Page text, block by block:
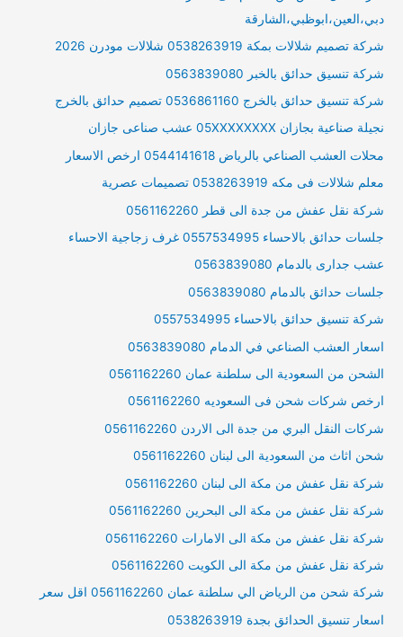
دبي،العين،ابوظبي،الشارقة
شركة تصميم شلالات بمكة 0538263919 شلالات مودرن 2026
شركة تنسيق حدائق بالخبر 0563839080
شركة تنسيق حدائق بالخرج 0536861160 تصميم حدائق بالخرج
نجيلة صناعية بجازان 05XXXXXXXX عشب صناعى جازان
محلات العشب الصناعي بالرياض 0544141618 ارخص الاسعار
معلم شلالات فى مكه 0538263919 تصميمات عصرية
شركة نقل عفش من جدة الى قطر 0561162260
جلسات حدائق بالاحساء 0557534995 غرف زجاجية الاحساء
عشب جدارى بالدمام 0563839080
جلسات حدائق بالدمام 0563839080
شركة تنسيق حدائق بالاحساء 0557534995
اسعار العشب الصناعي في الدمام 0563839080
الشحن من السعودية الى سلطنة عمان 0561162260
ارخص شركات شحن فى السعوديه 0561162260
شركات النقل البري من جدة الى الاردن 0561162260
شحن اثاث من السعودية الى لبنان 0561162260
شركة نقل عفش من مكة الى لبنان 0561162260
شركة نقل عفش من مكة الى البحرين 0561162260
شركة نقل عفش من مكة الى الامارات 0561162260
شركة نقل عفش من مكة الى الكويت 0561162260
شركة شحن من الرياض الي سلطنة عمان 0561162260 اقل سعر
اسعار تنسيق الحدائق بجدة 0538263919